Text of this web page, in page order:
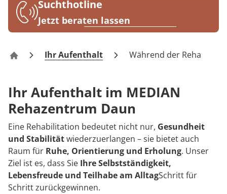
Blog
Suchthotline
Jetzt beraten lassen
Rehazentrum Daun – Adaption
Ihr Aufenthalt Während der Reha
Ihr Aufenthalt im MEDIAN
Rehazentrum Daun
Eine Rehabilitation bedeutet nicht nur, Gesundheit
und Stabilitätwiederzuerlangen – sie bietet auch
Raum für Ruhe, Orientierung und Erholung. Unser
Ziel ist es, dass Sie Ihre Selbstständigkeit,
Lebensfreude und Teilhabe am AlltagSchritt für
Schritt zurückgewinnen.